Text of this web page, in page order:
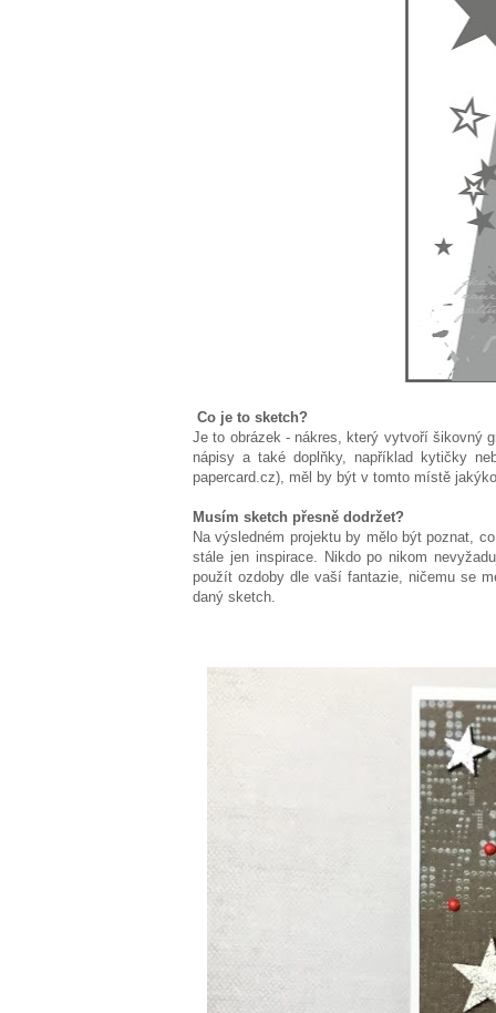
Co je to sketch?
Je to obrázek - nákres, který vytvoří šikovný
nápisy a také doplňky, například kytičky
papercard.cz), měl by být v tomto místě
Musím sketch přesně dodržet?
Na výsledném projektu by mělo být poznat,
stále jen inspirace. Nikdo po nikom
použít ozdoby dle vaší fantazie, ničemu se
daný sketch.